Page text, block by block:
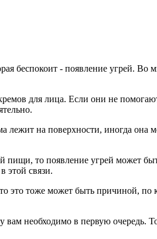
беспокоит - появление угрей. Во
для лица. Если они не
лежит на поверхности, иногда она
пищи, то появление угрей может
этой связи.
это тоже может быть причиной, по
необходимо в первую очередь.